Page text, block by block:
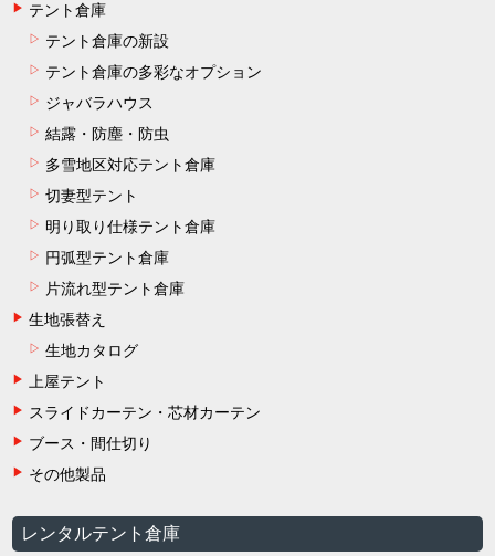
テント倉庫
テント倉庫の新設
テント倉庫の多彩なオプション
ジャバラハウス
結露・防塵・防虫
多雪地区対応テント倉庫
切妻型テント
明り取り仕様テント倉庫
円弧型テント倉庫
片流れ型テント倉庫
生地張替え
生地カタログ
上屋テント
スライドカーテン・芯材カーテン
ブース・間仕切り
その他製品
レンタルテント倉庫